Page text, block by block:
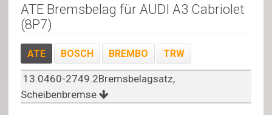
ATE Bremsbelag für AUDI A3 Cabriolet
(8P7)
ATE BOSCH BREMBO TRW
13.0460-2749.2Bremsbelagsatz,
Scheibenbremse